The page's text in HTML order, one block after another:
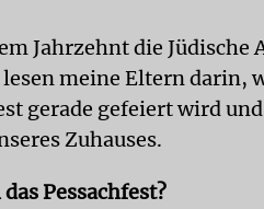
Jahrzehnt die Jüdische
meine Eltern darin,
gerade gefeiert wird
Zuhauses.
Pessachfest?